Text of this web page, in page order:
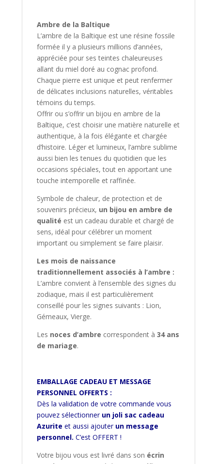
Ambre de la Baltique
L’ambre de la Baltique est une résine fossile
formée il y a plusieurs millions d’années,
appréciée pour ses teintes chaleureuses
allant du miel doré au cognac profond.
Chaque pierre est unique et peut renfermer
de délicates inclusions naturelles, véritables
témoins du temps.
Offrir ou s’offrir un bijou en ambre de la
Baltique, c’est choisir une matière naturelle et
authentique, à la fois élégante et chargée
d’histoire. Léger et lumineux, l’ambre sublime
aussi bien les tenues du quotidien que les
occasions spéciales, tout en apportant une
touche intemporelle et raffinée.
Symbole de chaleur, de protection et de
souvenirs précieux, un bijou en ambre de
qualité est un cadeau durable et chargé de
sens, idéal pour célébrer un moment
important ou simplement se faire plaisir.
Les mois de naissance
traditionnellement associés à l’ambre :
L’ambre convient à l’ensemble des signes du
zodiaque, mais il est particulièrement
conseillé pour les signes suivants : Lion,
Gémeaux, Vierge.
Les noces d’ambre correspondent à 34 ans
de mariage.
EMBALLAGE CADEAU ET MESSAGE
PERSONNEL OFFERTS :
Dès la validation de votre commande vous
pouvez sélectionner un joli sac cadeau
Azurite et aussi ajouter un message
personnel. C’est OFFERT !
Votre bijou vous est livré dans son écrin